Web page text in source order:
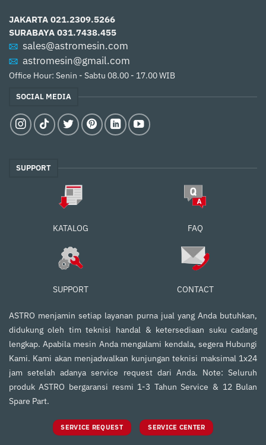
JAKARTA 021.2309.5266
SURABAYA 031.7438.455
sales@astromesin.com
astromesin@gmail.com
Office Hour: Senin - Sabtu 08.00 - 17.00 WIB
SOCIAL MEDIA
SUPPORT
KATALOG FAQ
SUPPORT CONTACT
ASTRO menjamin setiap layanan purna jual yang Anda butuhkan,
didukung oleh tim teknisi handal & ketersediaan suku cadang
lengkap. Apabila mesin Anda mengalami kendala, segera Hubungi
Kami. Kami akan menjadwalkan kunjungan teknisi maksimal 1x24
jam setelah adanya service request dari Anda. Note: Seluruh
produk ASTRO bergaransi resmi 1-3 Tahun Service & 12 Bulan
Spare Part.
SERVICE REQUEST SERVICE CENTER